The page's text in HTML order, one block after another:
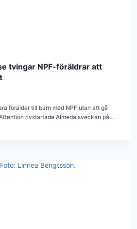
tvingar NPF-föräldrar att
förälder till barn med NPF utan att gå
rivstartade Almedalsveckan på…